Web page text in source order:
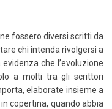
fossero diversi scritti da
chi intenda rivolgersi a
che l’evoluzione
a molti tra gli scrittori
elaborate insieme a
copertina, quando abbia